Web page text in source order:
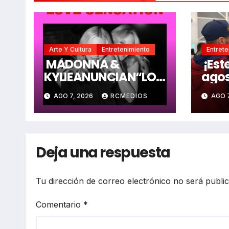
Arte Y Cultura Entretenimiento
MADONNA &
KYLIEANUNCIAN“LOV
E SENSATION
(AFTERHOURS MIX)”
AGO 7, 2026 RCMEDIOS AGO
Deja una respuesta
Tu dirección de correo electrónico no será
Comentario *